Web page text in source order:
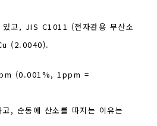
고, JIS C1011 (전자관용 무산소
(2.0040).
(0.001%, 1ppm =
, 순동에 산소를 따지는 이유는